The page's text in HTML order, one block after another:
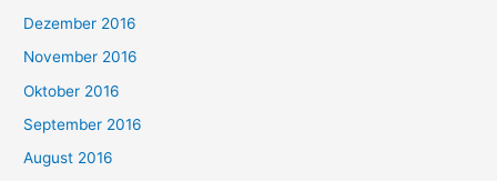
Dezember 2016
November 2016
Oktober 2016
September 2016
August 2016